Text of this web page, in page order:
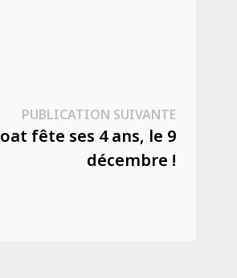
PUBLICATION SUIVANTEPublication
suivante :
fête ses 4 ans, le 9
décembre !